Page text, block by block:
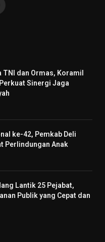
dan Ormas, Koramil
Sinergi Jaga
ke-42, Pemkab Deli
Perlindungan Anak
Lantik 25 Pejabat,
Publik yang Cepat dan